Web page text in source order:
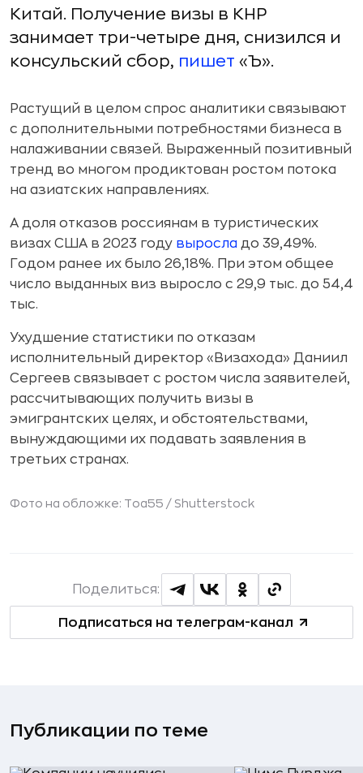
Китай. Получение визы в КНР
занимает три-четыре дня, снизился и
консульский сбор, пишет «Ъ».
Растущий в целом спрос аналитики связывают
с дополнительными потребностями бизнеса в
налаживании связей. Выраженный позитивный
тренд во многом продиктован ростом потока
на азиатских направлениях.
А доля отказов россиянам в туристических
визах США в 2023 году выросла до 39,49%.
Годом ранее их было 26,18%. При этом общее
число выданных виз выросло с 29,9 тыс. до 54,4
тыс.
Ухудшение статистики по отказам
исполнительный директор «Визахода» Даниил
Сергеев связывает с ростом числа заявителей,
рассчитывающих получить визы в
эмигрантских целях, и обстоятельствами,
вынуждающими их подавать заявления в
третьих странах.
Фото на обложке: Toa55 / Shutterstock
Подписаться на телеграм-канал
Поделиться:
Публикации по теме